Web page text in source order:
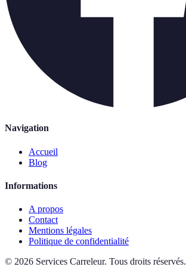
Navigation
Accueil
Blog
Informations
A propos
Contact
Mentions légales
Politique de confidentialité
© 2026 Services Carreleur. Tous droits réservés.